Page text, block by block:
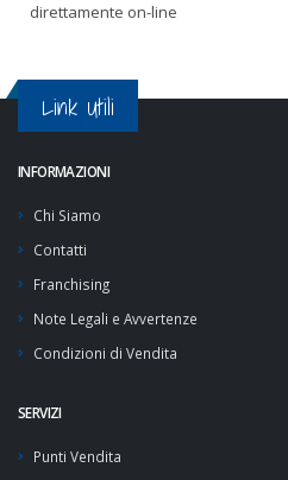
direttamente on-line
Link Utili
INFORMAZIONI
Chi Siamo
Contatti
Franchising
Note Legali e Avvertenze
Condizioni di Vendita
SERVIZI
Punti Vendita